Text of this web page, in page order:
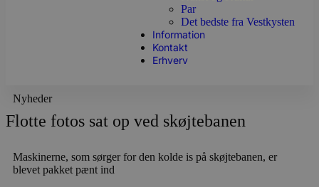
Par
Det bedste fra Vestkysten
Information
Kontakt
Erhverv
Nyheder
Flotte fotos sat op ved skøjtebanen
Maskinerne, som sørger for den kolde is på skøjtebanen, er
blevet pakket pænt ind